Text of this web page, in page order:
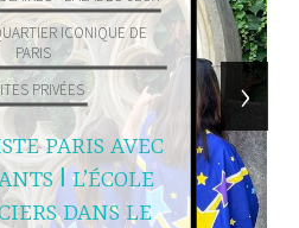
ICONIQUE DE
PARIS
PRIVÉES
PARIS AVEC
ǀ L’ÉCOLE
DANS LE
›